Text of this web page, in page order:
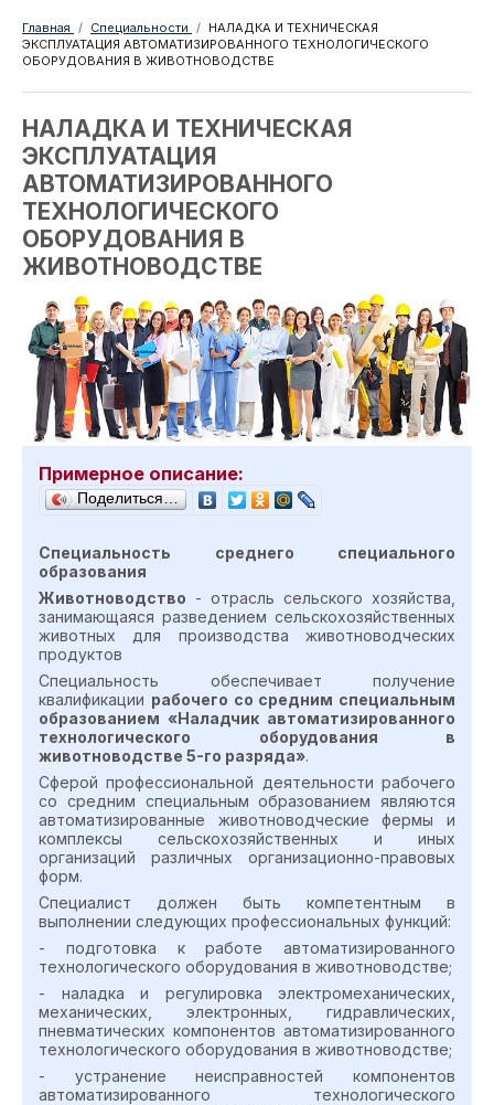
Главная / Специальности / НАЛАДКА И ТЕХНИЧЕСКАЯ
ЭКСПЛУАТАЦИЯ АВТОМАТИЗИРОВАННОГО ТЕХНОЛОГИЧЕСКОГО
ОБОРУДОВАНИЯ В ЖИВОТНОВОДСТВЕ
НАЛАДКА И ТЕХНИЧЕСКАЯ
ЭКСПЛУАТАЦИЯ
АВТОМАТИЗИРОВАННОГО
ТЕХНОЛОГИЧЕСКОГО
ОБОРУДОВАНИЯ В
ЖИВОТНОВОДСТВЕ
Примерное описание:
Поделиться…
Специальность среднего специального
образования
Животноводство - отрасль сельского хозяйства,
занимающаяся разведением сельскохозяйственных
животных для производства животноводческих
продуктов
Специальность обеспечивает получение
квалификации рабочего со средним специальным
образованием «Наладчик автоматизированного
технологического оборудования в
животноводстве 5-го разряда».
Сферой профессиональной деятельности рабочего
со средним специальным образованием являются
автоматизированные животноводческие фермы и
комплексы сельскохозяйственных и иных
организаций различных организационно-правовых
форм.
Специалист должен быть компетентным в
выполнении следующих профессиональных функций:
- подготовка к работе автоматизированного
технологического оборудования в животноводстве;
- наладка и регулировка электромеханических,
механических, электронных, гидравлических,
пневматических компонентов автоматизированного
технологического оборудования в животноводстве;
- устранение неисправностей компонентов
автоматизированного технологического